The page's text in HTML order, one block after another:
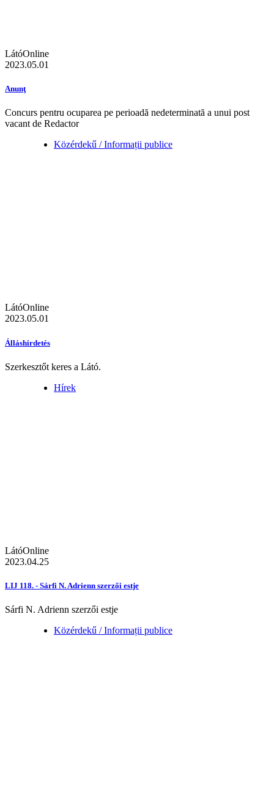
LátóOnline
2023.05.01
Anunţ
Concurs pentru ocuparea pe perioadă nedeterminată a unui post
vacant de Redactor
Közérdekű / Informații publice
LátóOnline
2023.05.01
Álláshirdetés
Szerkesztőt keres a Látó.
Hírek
LátóOnline
2023.04.25
LIJ 118. - Sárfi N. Adrienn szerzői estje
Sárfi N. Adrienn szerzői estje
Közérdekű / Informații publice